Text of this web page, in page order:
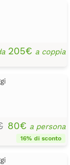
205€ a coppia
80€ a persona
16% di sconto